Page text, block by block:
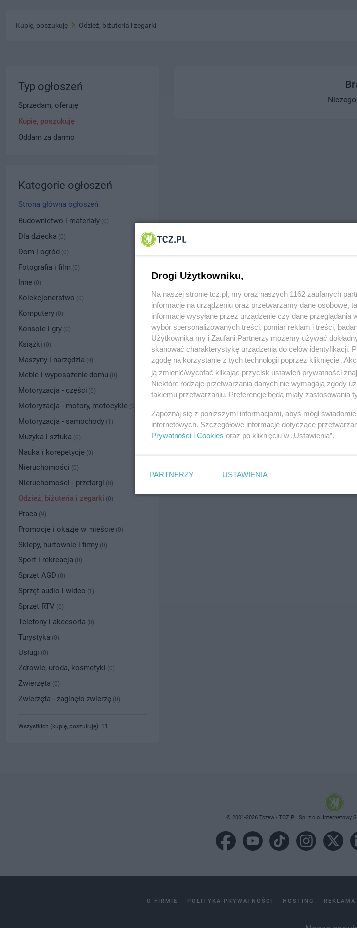
Kupię, poszukuję Odzież, biżuteria i zegarki
Typ ogłoszeń
Sprzedam, oferuję
Kupię, poszukuję
Oddam za darmo
Kategorie ogłoszeń
Strona główna ogłoszeń
Budownictwo i materiały (0)
Dla dziecka (0)
Dom i ogród (0)
Fotografia i film (0)
Inne (0)
Kolekcjonerstwo (0)
Komputery (0)
Konsole i gry (0)
Książki (0)
Maszyny i narzędzia (0)
Meble i wyposażenie domu (0)
Motoryzacja - części (0)
Motoryzacja - motory, motocykle (0)
Motoryzacja - samochody (1)
Muzyka i sztuka (0)
Nauka i korepetycje (0)
Nieruchomości (0)
Nieruchomości - przetargi (0)
Odzież, biżuteria i zegarki (0)
Praca (9)
Promocje i okazje w mieście (0)
Sklepy, hurtownie i firmy (0)
Sport i rekreacja (0)
Sprzęt AGD (0)
Sprzęt audio i wideo (1)
Sprzęt RTV (0)
Telefony i akcesoria (0)
Turystyka (0)
Usługi (0)
Zdrowie, uroda, kosmetyki (0)
Zwierzęta (0)
Zwierzęta - zaginęło zwierzę (0)
Wszystkich (kupię, poszukuję): 11
© 2001-2026 Tczew - TCZ.PL Sp. z o.o. Internetowy
O FIRMIE POLITYKA PRYWATNOŚCI HOSTING REKLAMA
Drogi Użytkowniku,
Na naszej stronie tcz.pl, my oraz naszych 1162 zaufanych
informacje na urządzeniu oraz przetwarzamy dane osobowe,
informacje wysyłane przez urządzenie czy dane przeglądania
wybór spersonalizowanych treści, pomiar reklam i treści,
Użytkownika my i Zaufani Partnerzy możemy używać
skanować charakterystykę urządzenia do celów identyfikacji.
zgodę na korzystanie z tych technologii poprzez kliknięcie
ją zmienić/wycofać klikając przycisk ustawień prywatności
Niektóre rodzaje przetwarzania danych nie wymagają zgody
takiemu przetwarzaniu. Preferencje będą miały zastosowania
Zapoznaj się z poniższymi informacjami, abyś mógł
internetowych. Szczegółowe informacje dotyczące
Prywatności i Cookies oraz po kliknięciu w „Ustawienia”.
PARTNERZY USTAWIENIA